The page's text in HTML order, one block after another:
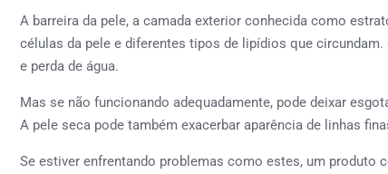
A barreira da pele, a camada exterior conhecida como
células da pele e diferentes tipos de lipídios que
e perda de água.
Mas se não funcionando adequadamente, pode deixar
A pele seca pode também exacerbar aparência de linhas
Se estiver enfrentando problemas como estes, um produto